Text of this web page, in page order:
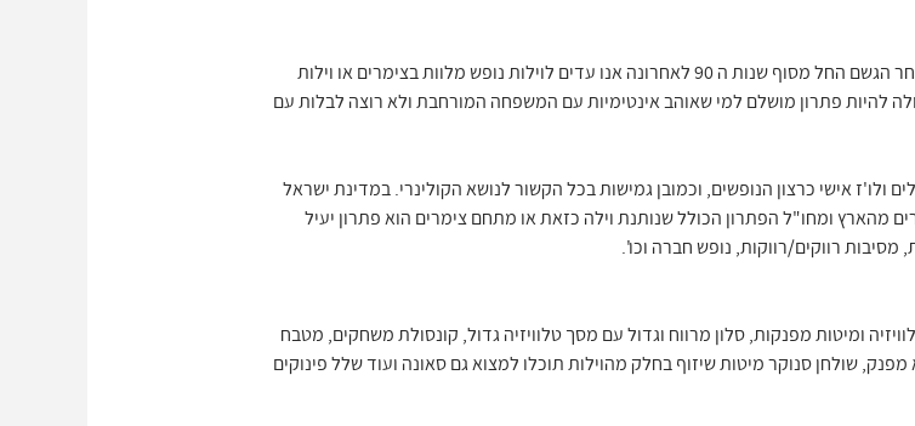
טיולי משפחות, מסיבות רווקים, מסיבת רווקות ובכלל אירועים אינטימיים באווירה
צימרים כפריים מעץ עם חצר פסטורלית החלו לצוץ כפטריות לאחר הגשם החל מסוף שנות ה 90 לאחרונה אנו עדים לוילות נופש מלוות בצימרים או וילות
להיות פתרון מושלם למי שאוהב אינטימיות עם המשפחה המורחבת ולא רוצה לבלות עם
ולו'ז אישי כרצון הנופשים, וכמובן גמישות בכל הקשור לנושא הקולינרי. במדינת ישראל
מהארץ ומחו"ל הפתרון הכולל שנותנת וילה כזאת או מתחם צימרים הוא פתרון יעיל
מסיבות רווקים/רווקות, נופש חברה וכו'.